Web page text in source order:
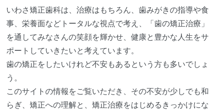
いわさ矯正歯科は、治療はもちろん、歯みがきの指導や食
事、栄養面などトータルな視点で考え、「歯の矯正治療」
を通してみなさんの笑顔を輝かせ、健康と豊かな人生をサ
ポートしていきたいと考えています。
歯の矯正をしたいけれど不安もあるという方も多いでしょ
う。
このサイトの情報をご覧いただき、その不安が少しでも和
らぎ、矯正への理解と、矯正治療をはじめるきっかけにな